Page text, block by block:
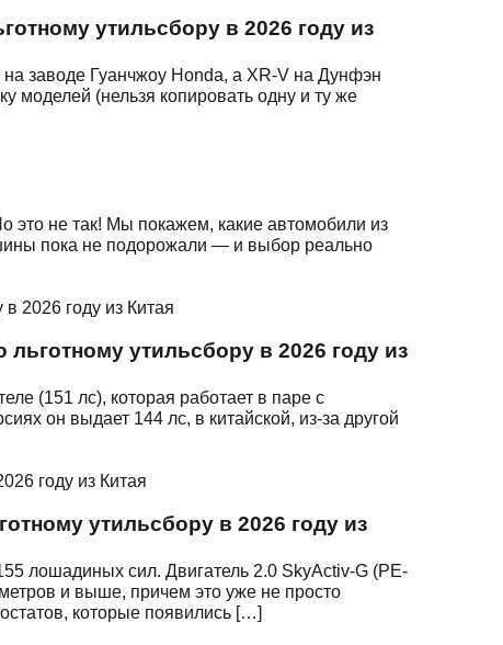
утильсбору в 2026 году из
заводе Гуанчжоу Honda, а XR-V на Дунфэн
моделей (нельзя копировать одну и ту же
не так! Мы покажем, какие автомобили из
пока не подорожали — и выбор реально
утильсбору в 2026 году из
(151 лс), которая работает в паре с
он выдает 144 лс, в китайской, из-за другой
утильсбору в 2026 году из
лошадиных сил. Двигатель 2.0 SkyActiv-G (PE-
и выше, причем это уже не просто
которые появились […]